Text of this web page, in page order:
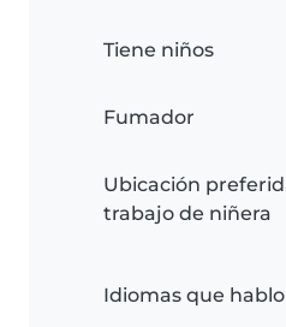
Tiene niños
Fumador
Ubicación
trabajo de niñera
Idiomas que hablo